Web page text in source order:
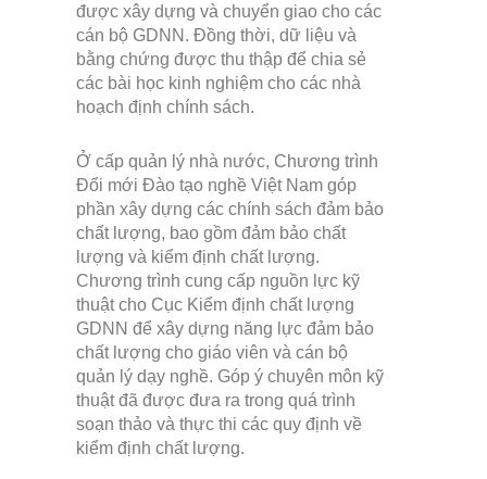
được xây dựng và chuyển giao cho các
cán bộ GDNN. Đồng thời, dữ liệu và
bằng chứng được thu thập để chia sẻ
các bài học kinh nghiệm cho các nhà
hoạch định chính sách.
Ở cấp quản lý nhà nước, Chương trình
Đổi mới Đào tạo nghề Việt Nam góp
phần xây dựng các chính sách đảm bảo
chất lượng, bao gồm đảm bảo chất
lượng và kiểm định chất lượng.
Chương trình cung cấp nguồn lực kỹ
thuật cho Cục Kiểm định chất lượng
GDNN để xây dựng năng lực đảm bảo
chất lượng cho giáo viên và cán bộ
quản lý dạy nghề. Góp ý chuyên môn kỹ
thuật đã được đưa ra trong quá trình
soạn thảo và thực thi các quy định về
kiểm định chất lượng.